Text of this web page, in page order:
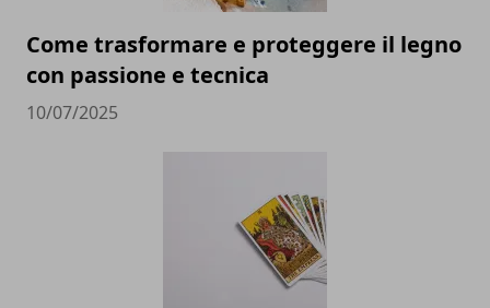
Come trasformare e proteggere il legno
con passione e tecnica
10/07/2025